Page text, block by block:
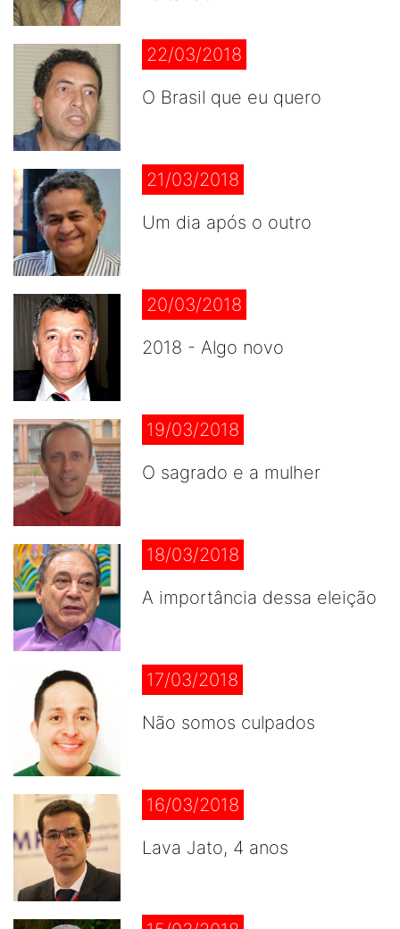
22/03/2018
O Brasil que eu quero
21/03/2018
Um dia após o outro
20/03/2018
2018 - Algo novo
19/03/2018
O sagrado e a mulher
18/03/2018
A importância dessa eleição
17/03/2018
Não somos culpados
16/03/2018
Lava Jato, 4 anos